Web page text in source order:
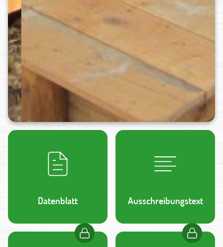
Datenblatt Ausschreibungstext